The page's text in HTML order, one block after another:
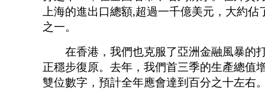
上海的進出口總額,超過一千億美元，大約佔
之一。
在香港，我們也克服了亞洲金融風暴的
正穩步復原。去年，我們首三季的生產總值
雙位數字，預計全年應會達到百分之十左右